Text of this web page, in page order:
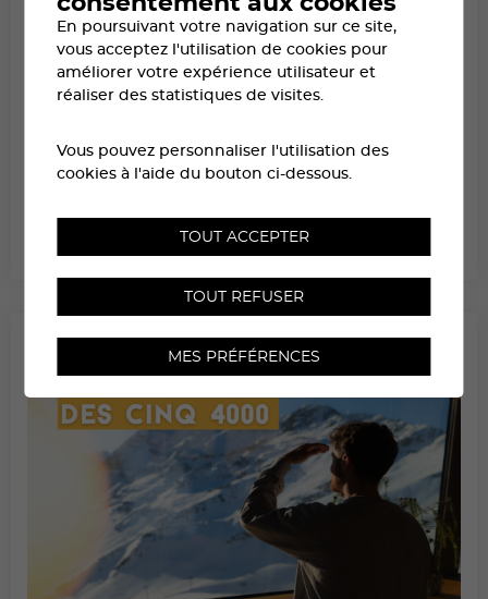
LA SOIRÉE DU SAMEDI À ZINAL
En poursuivant votre navigation sur ce site,
vous acceptez l'utilisation de cookies pour
améliorer votre expérience utilisateur et
réaliser des statistiques de visites.
Vous pouvez personnaliser l'utilisation des
cookies à l'aide du bouton ci-dessous.
TOUT ACCEPTER
TOUT REFUSER
MES PRÉFÉRENCES